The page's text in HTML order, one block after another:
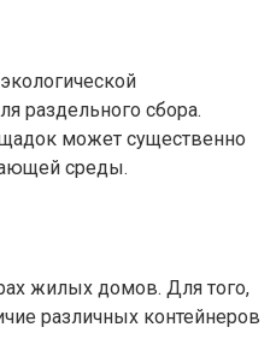
раздельного сбора.
может существенно
среды.
жилых домов. Для того,
различных контейнеров